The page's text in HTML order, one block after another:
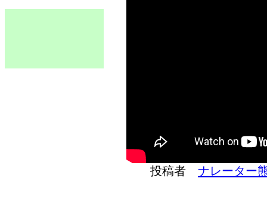
投稿者 ナレーター